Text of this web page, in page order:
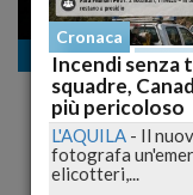
Cronaca
Cartoons on
trasforma
Cronaca
Incendi senza
squadre,
più pericoloso
L'AQUILA - Il
fotografa
elicotteri,...